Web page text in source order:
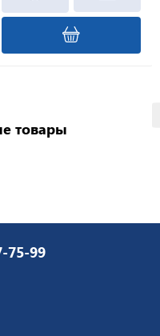
товары
75-99